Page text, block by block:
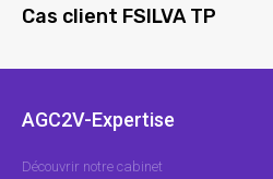
Cas client FSILVA TP
AGC2V-Expertise
Découvrir notre cabinet